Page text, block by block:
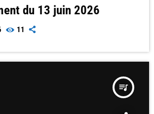
du 13 juin 2026
11
queue_music